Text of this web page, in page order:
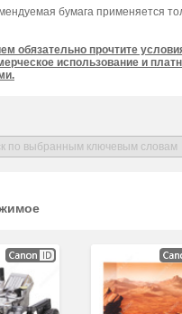
бумага применяется
обязательно прочтите
использование и